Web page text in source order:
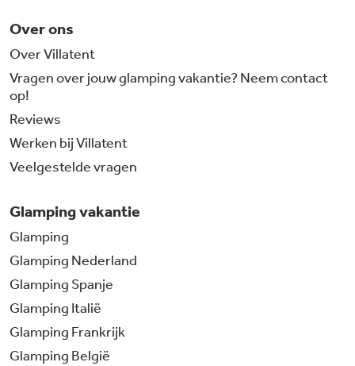
Over ons
Over Villatent
Vragen over jouw glamping vakantie? Neem contact
op!
Reviews
Werken bij Villatent
Veelgestelde vragen
Glamping vakantie
Glamping
Glamping Nederland
Glamping Spanje
Glamping Italië
Glamping Frankrijk
Glamping België